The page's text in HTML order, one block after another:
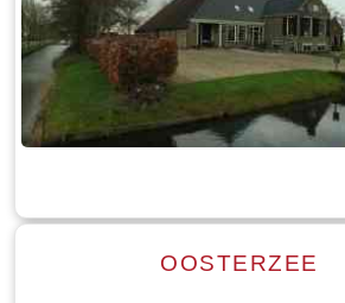
Read more
Tekst: © Foto: © Bauke Folkertsma
OOSTERZEE